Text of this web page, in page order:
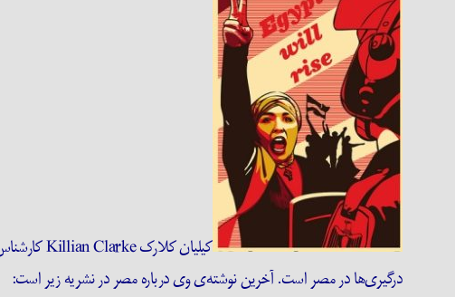
درگیری‌ها در مصر است. آخرین نوشته‌ی وی درباره مصر در نشریه زیر است: